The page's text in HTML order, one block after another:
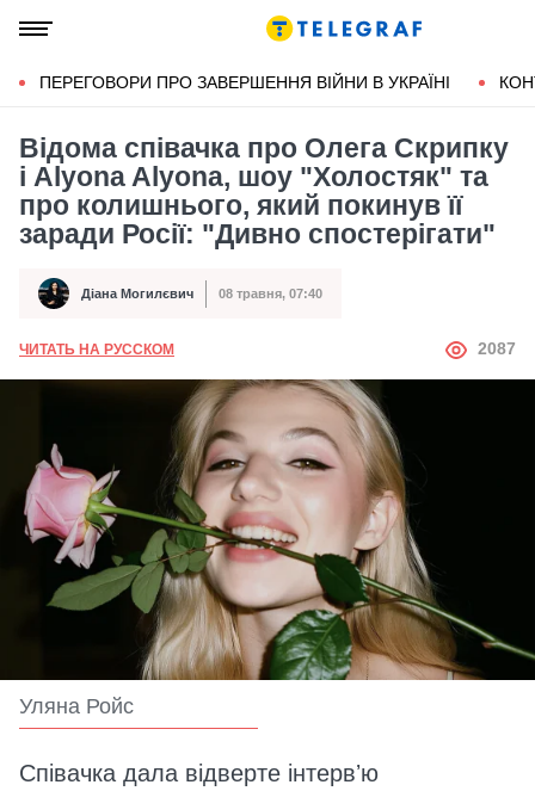
ПЕРЕГОВОРИ ПРО ЗАВЕРШЕННЯ ВІЙНИ В УКРАЇНІ
Відома співачка про Олега Скрипку
і Alyona Alyona, шоу "Холостяк" та
про колишнього, який покинув її
заради Росії: "Дивно спостерігати"
Автор Діана Могилєвич
Дата публікації 08 травня, 07:40
ЧИТАТЬ НА РУССКОМ АВТОР
2087
Уляна Ройс
Співачка дала відверте інтервʼю